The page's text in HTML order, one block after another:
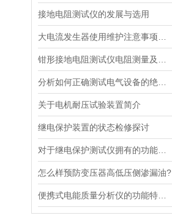
接地电阻测试仪的发展与选用
关于电机耐压试验装置简介
继电保护装置的状态检修探讨
怎么样预防变压器高低压侧渗漏油?